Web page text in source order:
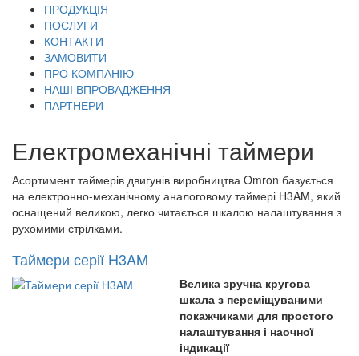
ПРОДУКЦІЯ
ПОСЛУГИ
КОНТАКТИ
ЗАМОВИТИ
ПРО КОМПАНІЮ
НАШІ ВПРОВАДЖЕННЯ
ПАРТНЕРИ
Електромеханічні таймери
Асортимент таймерів двигунів виробництва Omron базується
на електронно-механічному аналоговому таймері H3AM, який
оснащений великою, легко читається шкалою налаштування з
рухомими стрілками.
Таймери серії H3AM
Велика зручна кругова
шкала з переміщуваними
покажчиками для простого
налаштування і наочної
індикації